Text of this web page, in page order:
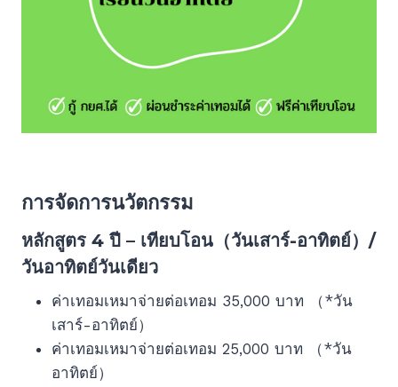
การจัดการนวัตกรรม
หลักสูตร 4 ปี – เทียบโอน（วันเสาร์-อาทิตย์）/
วันอาทิตย์วันเดียว
ค่าเทอมเหมาจ่ายต่อเทอม 35,000 บาท （*วัน
เสาร์-อาทิตย์）
ค่าเทอมเหมาจ่ายต่อเทอม 25,000 บาท （*วัน
อาทิตย์）